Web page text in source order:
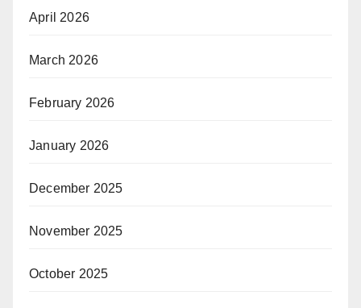
April 2026
March 2026
February 2026
January 2026
December 2025
November 2025
October 2025